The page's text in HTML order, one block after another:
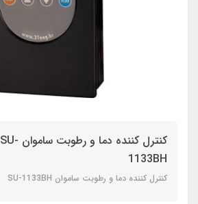
کنترل کننده دما و رطوبت ساموان SU-
1133BH
کنترل کننده دما و رطوبت ساموان SU-1133BH